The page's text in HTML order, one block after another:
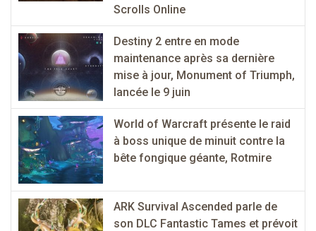
Scrolls Online
Destiny 2 entre en mode
maintenance après sa dernière
mise à jour, Monument of Triumph,
lancée le 9 juin
World of Warcraft présente le raid
à boss unique de minuit contre la
bête fongique géante, Rotmire
ARK Survival Ascended parle de
son DLC Fantastic Tames et prévoit